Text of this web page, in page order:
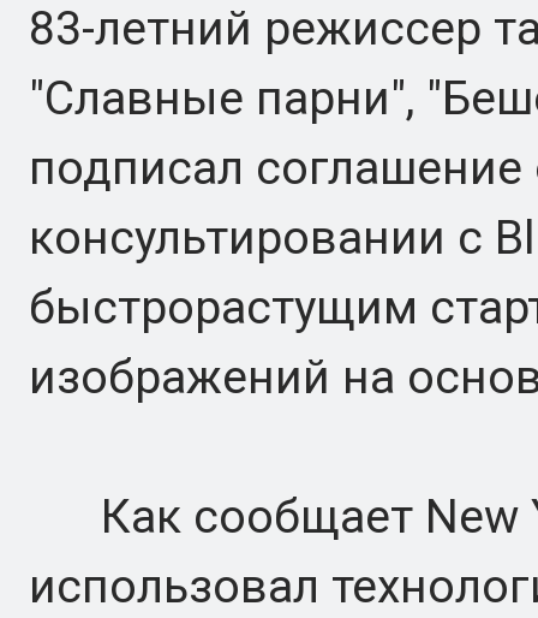
83-летний режиссер
"Славные парни",
подписал соглашение
консультировании с
быстрорастущим
изображений на
Как сообщает New
использовал